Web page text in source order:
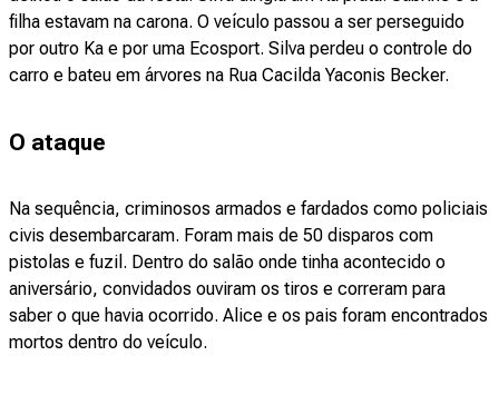
filha estavam na carona. O veículo passou a ser perseguido
por outro Ka e por uma Ecosport. Silva perdeu o controle do
carro e bateu em árvores na Rua Cacilda Yaconis Becker.
O ataque
Na sequência, criminosos armados e fardados como policiais
civis desembarcaram. Foram mais de 50 disparos com
pistolas e fuzil. Dentro do salão onde tinha acontecido o
aniversário, convidados ouviram os tiros e correram para
saber o que havia ocorrido. Alice e os pais foram encontrados
mortos dentro do veículo.